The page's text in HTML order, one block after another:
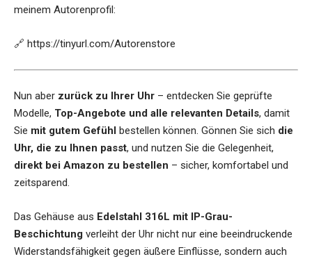
meinem Autorenprofil:
🔗 https://tinyurl.com/Autorenstore
Nun aber zurück zu Ihrer Uhr – entdecken Sie geprüfte
Modelle, Top-Angebote und alle relevanten Details, damit
Sie mit gutem Gefühl bestellen können. Gönnen Sie sich die
Uhr, die zu Ihnen passt, und nutzen Sie die Gelegenheit,
direkt bei Amazon zu bestellen – sicher, komfortabel und
zeitsparend.
Das Gehäuse aus Edelstahl 316L mit IP-Grau-
Beschichtung verleiht der Uhr nicht nur eine beeindruckende
Widerstandsfähigkeit gegen äußere Einflüsse, sondern auch